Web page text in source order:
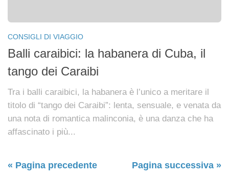
CONSIGLI DI VIAGGIO
Balli caraibici: la habanera di Cuba, il
tango dei Caraibi
Tra i balli caraibici, la habanera è l’unico a meritare il
titolo di “tango dei Caraibi”: lenta, sensuale, e venata da
una nota di romantica malinconia, è una danza che ha
affascinato i più...
« Pagina precedente Pagina successiva »